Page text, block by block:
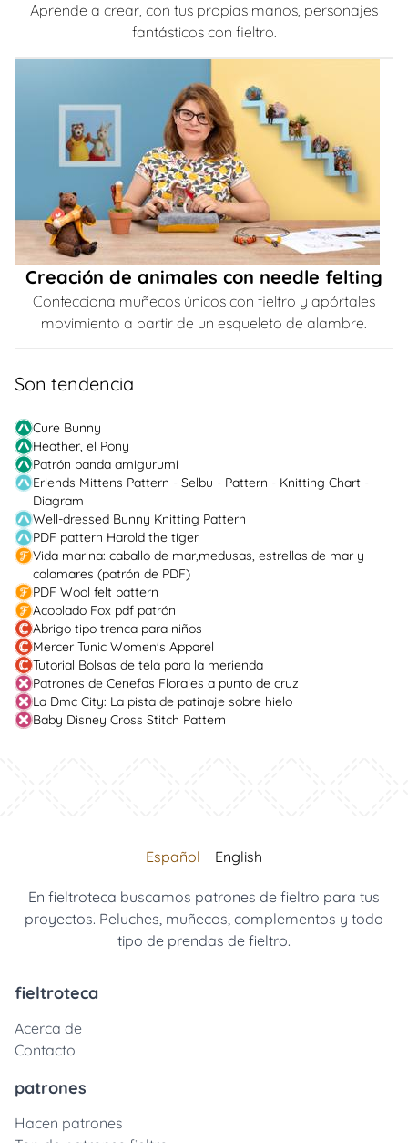
Aprende a crear, con tus propias manos, personajes
fantásticos con fieltro.
Creación de animales con needle felting
Confecciona muñecos únicos con fieltro y apórtales
movimiento a partir de un esqueleto de alambre.
Son tendencia
Cure Bunny
Heather, el Pony
Patrón panda amigurumi
Erlends Mittens Pattern - Selbu - Pattern - Knitting Chart -
Diagram
Well-dressed Bunny Knitting Pattern
PDF pattern Harold the tiger
Vida marina: caballo de mar,medusas, estrellas de mar y
calamares (patrón de PDF)
PDF Wool felt pattern
Acoplado Fox pdf patrón
Abrigo tipo trenca para niños
Mercer Tunic Women's Apparel
Tutorial Bolsas de tela para la merienda
Patrones de Cenefas Florales a punto de cruz
La Dmc City: La pista de patinaje sobre hielo
Baby Disney Cross Stitch Pattern
Español English
En fieltroteca buscamos patrones de fieltro para tus
proyectos. Peluches, muñecos, complementos y todo
tipo de prendas de fieltro.
fieltroteca
Acerca de
Contacto
patrones
Hacen patrones